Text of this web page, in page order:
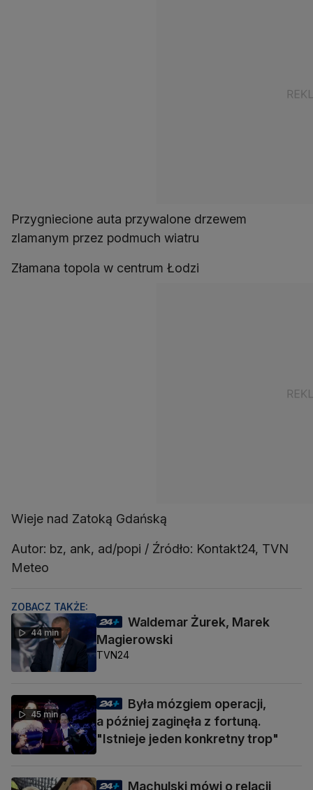
Przygniecione auta przywalone drzewem
zlamanym przez podmuch wiatru
Złamana topola w centrum Łodzi
Wieje nad Zatoką Gdańską
Autor: bz, ank, ad/popi / Źródło: Kontakt24, TVN
Meteo
ZOBACZ TAKŻE:
44 min
Waldemar Żurek, Marek
Magierowski
TVN24
45 min
Była mózgiem operacji,
a później zaginęła z fortuną.
"Istnieje jeden konkretny trop"
Machulski mówi o relacji